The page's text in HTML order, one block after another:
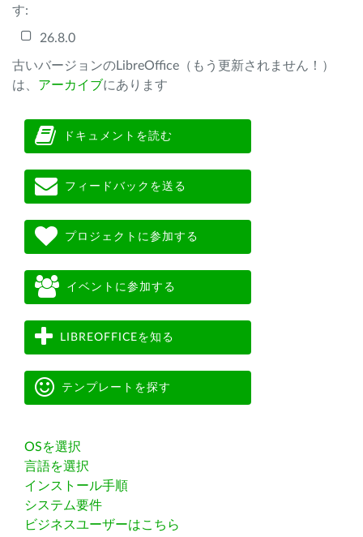
す:
26.8.0
古いバージョンのLibreOffice（もう更新されません！）
は、 アーカイブにあります
ドキュメントを読む
フィードバックを送る
プロジェクトに参加する
イベントに参加する
LIBREOFFICEを知る
テンプレートを探す
OSを選択
言語を選択
インストール手順
システム要件
ビジネスユーザーはこちら